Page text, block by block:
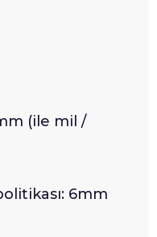
(ile mil /
6mm